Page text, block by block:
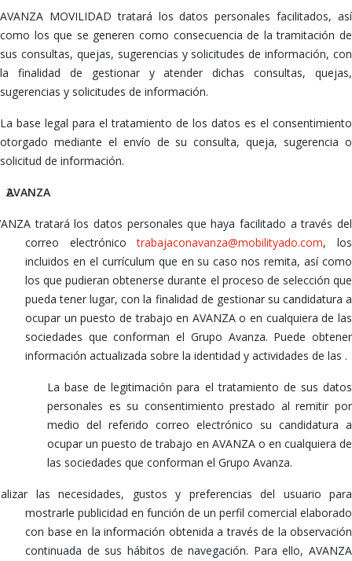
AVANZA MOVILIDAD tratará los datos personales facilitados, así
como los que se generen como consecuencia de la tramitación de
sus consultas, quejas, sugerencias y solicitudes de información, con
la finalidad de gestionar y atender dichas consultas, quejas,
sugerencias y solicitudes de información.
La base legal para el tratamiento de los datos es el consentimiento
otorgado mediante el envío de su consulta, queja, sugerencia o
solicitud de información.
AVANZA
tratará los datos personales que haya facilitado a través del
correo electrónicotrabajaconavanza@mobilityado.com, los
incluidos en el currículum que en su caso nos remita, así como
los que pudieran obtenerse durante el proceso de selección que
pueda tener lugar, con la finalidad de gestionar su candidatura a
ocupar un puesto de trabajo en AVANZA o en cualquiera de las
sociedades que conforman el Grupo Avanza. Puede obtener
información actualizada sobre la identidad y actividades de las .
La base de legitimación para el tratamiento de sus datos
personales es su consentimiento prestado al remitir por
medio del referido correo electrónico su candidatura a
ocupar un puesto de trabajo en AVANZA o en cualquiera de
las sociedades que conforman el Grupo Avanza.
las necesidades, gustos y preferencias del usuario para
mostrarle publicidad en función de un perfil comercial elaborado
con base en la información obtenida a través de la observación
continuada de sus hábitos de navegación. Para ello, AVANZA